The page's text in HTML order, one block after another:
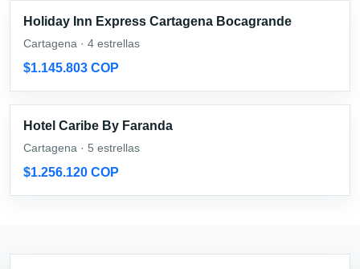
Holiday Inn Express Cartagena Bocagrande
Cartagena · 4 estrellas
$1.145.803 COP
Hotel Caribe By Faranda
Cartagena · 5 estrellas
$1.256.120 COP